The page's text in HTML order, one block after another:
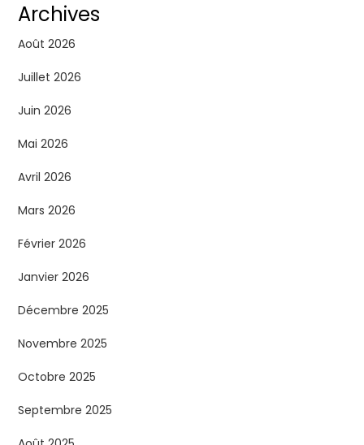
Archives
Août 2026
Juillet 2026
Juin 2026
Mai 2026
Avril 2026
Mars 2026
Février 2026
Janvier 2026
Décembre 2025
Novembre 2025
Octobre 2025
Septembre 2025